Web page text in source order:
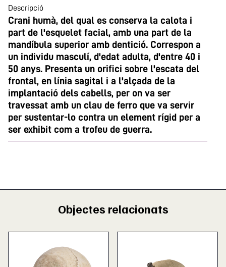
Descripció
Crani humà, del qual es conserva la calota i
part de l'esquelet facial, amb una part de la
mandíbula superior amb dentició. Correspon a
un individu masculí, d'edat adulta, d'entre 40 i
50 anys. Presenta un orifici sobre l'escata del
frontal, en línia sagital i a l'alçada de la
implantació dels cabells, per on va ser
travessat amb un clau de ferro que va servir
per sustentar-lo contra un element rígid per a
ser exhibit com a trofeu de guerra.
Objectes relacionats